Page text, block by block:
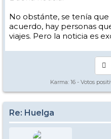
No obstánte, se tenía
acuerdo, hay personas
viajes. Pero la noticia es
Karma: 16 - Votos
Re: Huelga